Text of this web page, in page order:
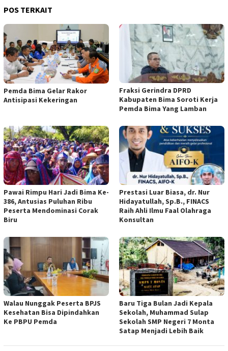
POS TERKAIT
Pemda Bima Gelar Rakor
Antisipasi Kekeringan
Fraksi Gerindra DPRD
Kabupaten Bima Soroti Kerja
Pemda Bima Yang Lamban
Pawai Rimpu Hari Jadi Bima Ke-
386, Antusias Puluhan Ribu
Peserta Mendominasi Corak
Biru
Prestasi Luar Biasa, dr. Nur
Hidayatullah, Sp.B., FINACS
Raih Ahli Ilmu Faal Olahraga
Konsultan
Walau Nunggak Peserta BPJS
Kesehatan Bisa Dipindahkan
Ke PBPU Pemda
Baru Tiga Bulan Jadi Kepala
Sekolah, Muhammad Sulap
Sekolah SMP Negeri 7 Monta
Satap Menjadi Lebih Baik